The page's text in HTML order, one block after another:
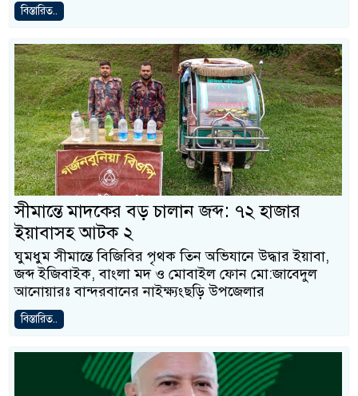
বিস্তারিত..
সীমান্তে মাদকের বড় চালান জব্দ: ৭২ হাজার
ইয়াবাসহ আটক ২
ঘুমধুম সীমান্তে বিজিবির পৃথক তিন অভিযানে উদ্ধার ইয়াবা,
জব্দ ইজিবাইক, বাংলা মদ ও মোবাইল ফোন মো:জাবেদুল
আনোয়ারঃ বান্দরবানের নাইক্ষ্যংছড়ি উপজেলার
বিস্তারিত..